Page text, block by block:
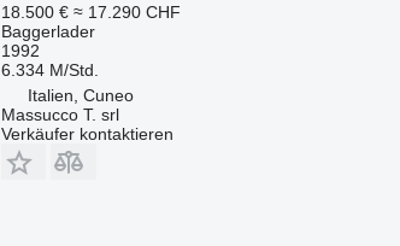
18.500 € ≈ 17.290 CHF
Baggerlader
1992
6.334 M/Std.
Italien, Cuneo
Massucco T. srl
Verkäufer kontaktieren